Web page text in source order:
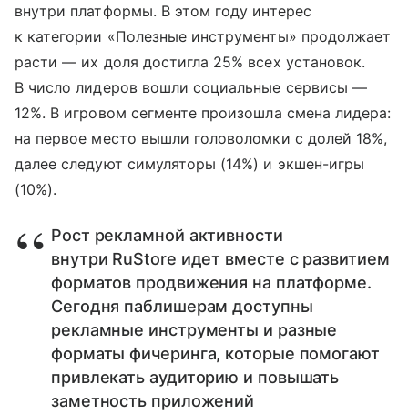
внутри платформы. В этом году интерес
к категории «Полезные инструменты» продолжает
расти — их доля достигла 25% всех установок.
В число лидеров вошли социальные сервисы —
12%. В игровом сегменте произошла смена лидера:
на первое место вышли головоломки с долей 18%,
далее следуют симуляторы (14%) и экшен-игры
(10%).
Рост рекламной активности
внутри RuStore идет вместе с развитием
форматов продвижения на платформе.
Сегодня паблишерам доступны
рекламные инструменты и разные
форматы фичеринга, которые помогают
привлекать аудиторию и повышать
заметность приложений